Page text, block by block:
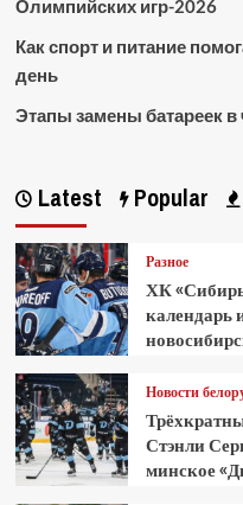
Олимпийских игр-2026
Как спорт и питание
день
Этапы замены батареек в
Latest Popular
Разное
ХК
календарь
Новости
Стэнли
минское